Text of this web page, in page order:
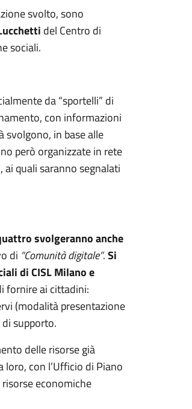
svolto, sono
chetti del Centro di
sociali.
da “sportelli” di
con informazioni
svolgono, in base alle
però organizzate in rete
quali saranno segnalati
svolgeranno anche
di “Comunità digitale”.Si
di CISL Milano e
fornire ai cittadini:
(modalità presentazione
supporto.
delle risorse già
con l’Ufficio di Piano
economiche